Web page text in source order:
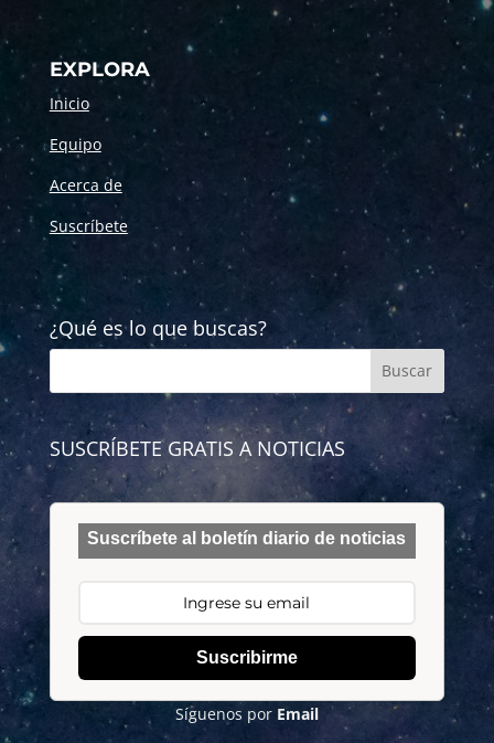
EXPLORA
Inicio
Equipo
Acerca de
Suscríbete
¿Qué es lo que buscas?
SUSCRÍBETE GRATIS A NOTICIAS
Suscríbete al boletín diario de noticias
Suscribirme
Síguenos por Email